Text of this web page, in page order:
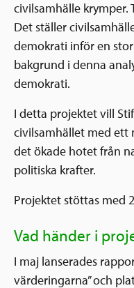
civilsamhälle krymper.
Det ställer
demokrati inför en
bakgrund i denna
demokrati.
I detta projektet vill
civilsamhället med ett
det ökade hotet från
politiska krafter.
Projektet stöttas med
Vad händer i
I maj lanserades
värderingarna” och